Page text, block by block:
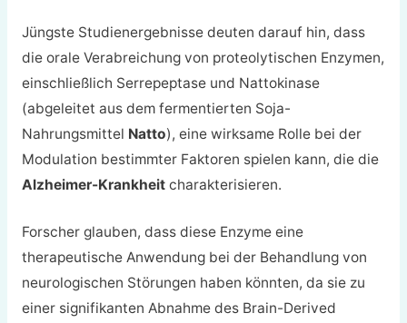
Jüngste Studienergebnisse deuten darauf hin, dass
die orale Verabreichung von proteolytischen Enzymen,
einschließlich Serrepeptase und Nattokinase
(abgeleitet aus dem fermentierten Soja-
Nahrungsmittel Natto), eine wirksame Rolle bei der
Modulation bestimmter Faktoren spielen kann, die die
Alzheimer-Krankheitcharakterisieren.
Forscher glauben, dass diese Enzyme eine
therapeutische Anwendung bei der Behandlung von
neurologischen Störungen haben könnten, da sie zu
einer signifikanten Abnahme des Brain-Derived